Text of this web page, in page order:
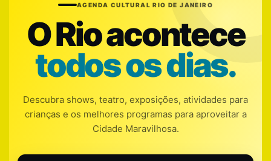
AGENDA CULTURAL RIO DE JANEIRO
O Rio acontece
todos os dias.
Descubra shows, teatro, exposições, atividades para
crianças e os melhores programas para aproveitar a
Cidade Maravilhosa.